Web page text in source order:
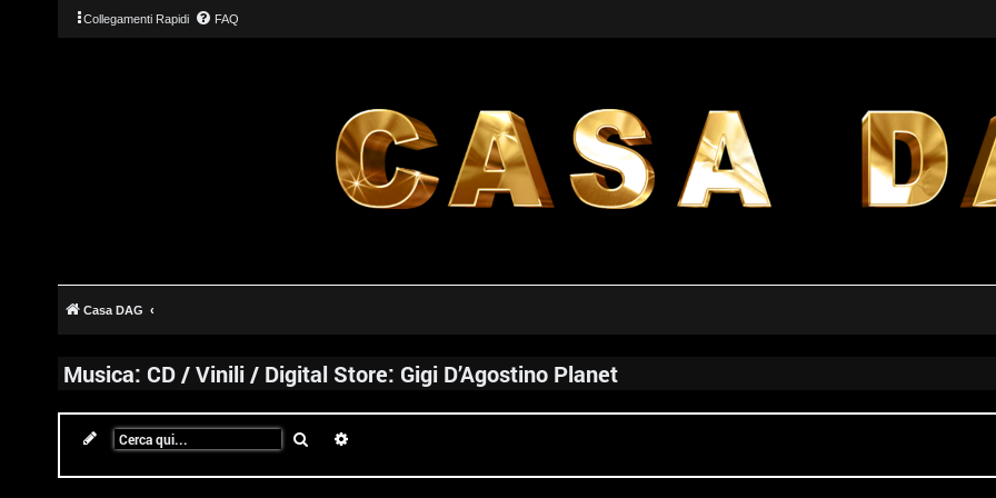
Collegamenti Rapidi FAQ
Casa DAG
Musica: CD / Vinili / Digital Store: Gigi D’Agostino Planet
Cerca